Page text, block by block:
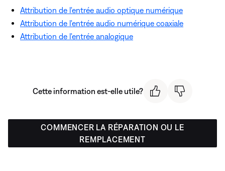
Attribution de l'entrée audio optique numérique
Attribution de l'entrée audio numérique coaxiale
Attribution de l'entrée analogique
Cette information est-elle utile?
COMMENCER LA RÉPARATION OU LE
REMPLACEMENT